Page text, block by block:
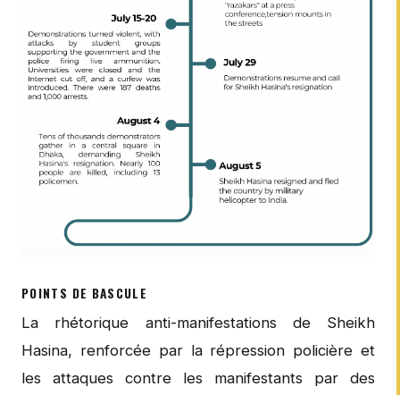
POINTS DE BASCULE
La rhétorique anti-manifestations de Sheikh
Hasina, renforcée par la répression policière et
les attaques contre les manifestants par des